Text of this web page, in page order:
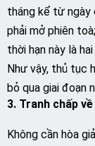
tháng kể từ ngày
phải mở phiên
thời hạn này là
Như vậy, thủ tục
bỏ qua giai đoạn
3. Tranh chấp
Không cần hòa